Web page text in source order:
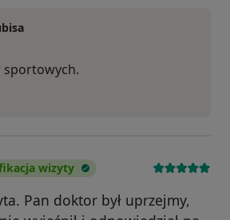
sportowych.
wizyty
Pan doktor był uprzejmy,